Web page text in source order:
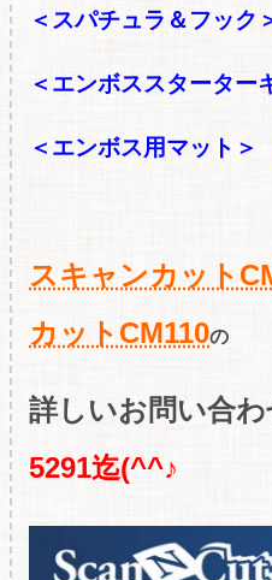
＜スパチュラ＆フッ
＜エンボススタータ
＜エンボス用マット
スキャンカット
カットCM110の
詳しいお問い合わ
5291迄(^^♪